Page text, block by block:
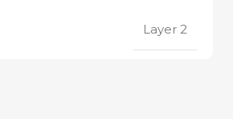
Layer 2